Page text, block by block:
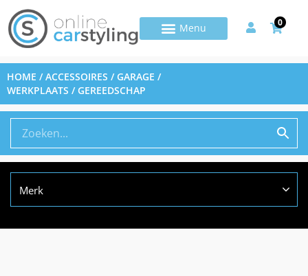
0
HOME /ACCESSOIRES / GARAGE /
WERKPLAATS / GEREEDSCHAP
Merk